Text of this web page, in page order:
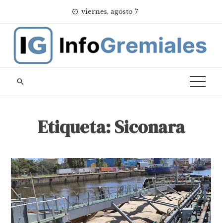
content
viernes, agosto 7
Etiqueta:Siconara